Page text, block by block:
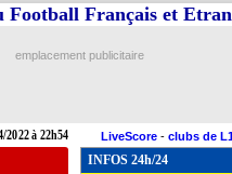
2022 à 22h54
Football Français et
emplacement publicitaire
LiveScore - clubs de
INFOS 24h/24